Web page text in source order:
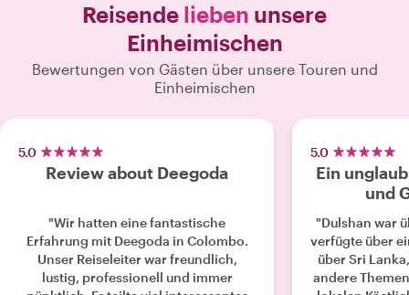
Reisende lieben unsere
Einheimischen
Bewertungen von Gästen über unsere Touren und
Einheimischen
5.0
Review about Deegoda
"Wir hatten eine fantastische
Erfahrung mit Deegoda in Colombo.
Unser Reiseleiter war freundlich,
lustig, professionell und immer
5.0
Ein
und
"Dulshan war
verfügte über
über Sri
andere